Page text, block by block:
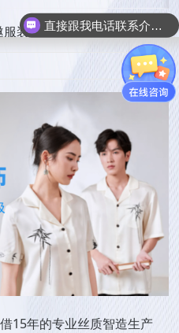
装ERP，实现数字化升级
15年的专业丝质智造生产